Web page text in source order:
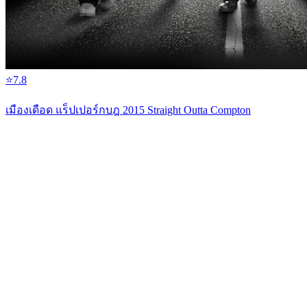
⭐7.8
เมืองเดือด แร็ปเปอร์กบฎ 2015 Straight Outta Compton